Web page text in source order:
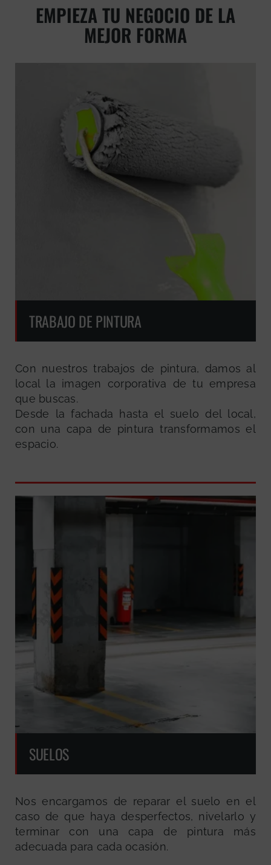
EMPIEZA TU NEGOCIO DE LA
MEJOR FORMA
TRABAJO DE PINTURA
Con nuestros trabajos de pintura, damos al
local la imagen corporativa de tu empresa
que buscas.
Desde la fachada hasta el suelo del local,
con una capa de pintura transformamos el
espacio.
SUELOS
Nos encargamos de reparar el suelo en el
caso de que haya desperfectos, nivelarlo y
terminar con una capa de pintura más
adecuada para cada ocasión.